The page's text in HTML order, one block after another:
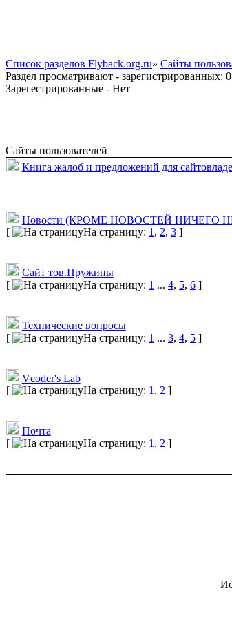
Список разделов Flyback.org.ru» Сайты
Раздел просматривают - зарегистрированных:
Зарегестрированные - Нет
Сайты пользователей
Книга жалоб и предложений для
Новости (КРОМЕ НОВОСТЕЙ НИЧЕГО
[
На страницу: 1 , 2, 3 ]
Сайт тов.Пружины
[
На страницу: 1 ... 4, 5, 6 ]
Технические вопросы
[
На страницу: 1 ... 3, 4, 5 ]
Vcoder's Lab
[
На страницу: 1 , 2 ]
Почта
[
На страницу: 1 , 2 ]